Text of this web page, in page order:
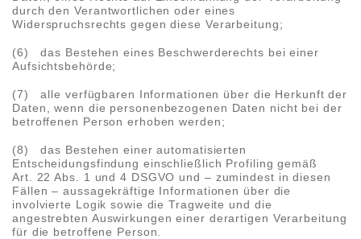
durch den Verantwortlichen oder eines
Widerspruchsrechts gegen diese Verarbeitung;
(6) das Bestehen eines Beschwerderechts bei einer
Aufsichtsbehörde;
(7) alle verfügbaren Informationen über die Herkunft der
Daten, wenn die personenbezogenen Daten nicht bei der
betroffenen Person erhoben werden;
(8) das Bestehen einer automatisierten
Entscheidungsfindung einschließlich Profiling gemäß
Art. 22 Abs. 1 und 4 DSGVO und – zumindest in diesen
Fällen – aussagekräftige Informationen über die
involvierte Logik sowie die Tragweite und die
angestrebten Auswirkungen einer derartigen Verarbeitung
für die betroffene Person.